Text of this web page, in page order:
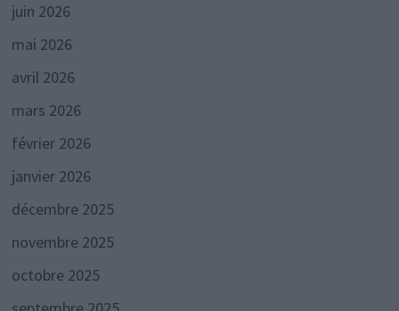
juin 2026
mai 2026
avril 2026
mars 2026
février 2026
janvier 2026
décembre 2025
novembre 2025
octobre 2025